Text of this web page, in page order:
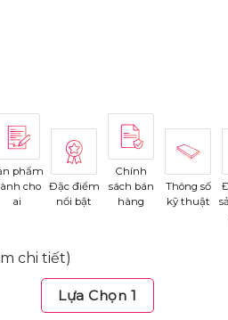
phẩm
cho
ai
Đặc điểm
nổi bật
Chính
sách bán
hàng
Thông số
kỹ thuật
chi tiết)
Lựa Chọn 1